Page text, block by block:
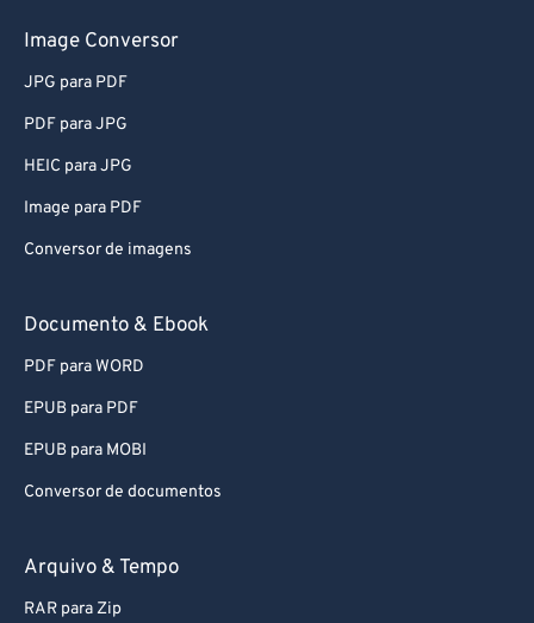
Image Conversor
JPG para PDF
PDF para JPG
HEIC para JPG
Image para PDF
Conversor de imagens
Documento & Ebook
PDF para WORD
EPUB para PDF
EPUB para MOBI
Conversor de documentos
Arquivo & Tempo
RAR para Zip